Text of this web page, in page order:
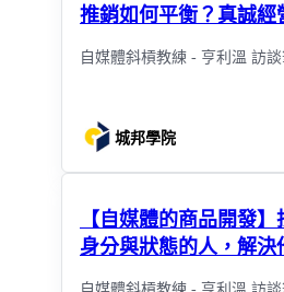
推銷如何平衡？真誠經
自媒體斜槓教練 - 亨利溫 訪
城邦學院
【自媒體的商品開發
身分與狀態的人，解決